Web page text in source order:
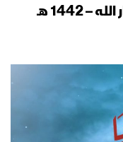
1442 هـ